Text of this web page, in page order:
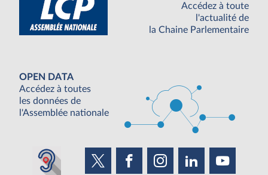
Accédez à toute
l'actualité de
la Chaine Parlementaire
OPEN DATA
Accédez à toutes
les données de
l'Assemblée nationale